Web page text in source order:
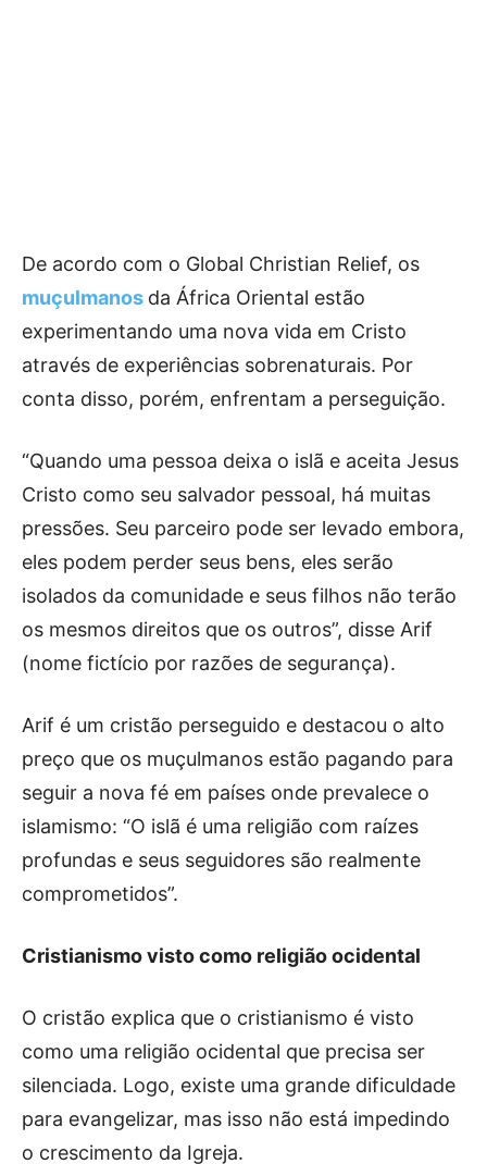
De acordo com o Global Christian Relief, os
muçulmanos da África Oriental estão
experimentando uma nova vida em Cristo
através de experiências sobrenaturais. Por
conta disso, porém, enfrentam a perseguição.
“Quando uma pessoa deixa o islã e aceita Jesus
Cristo como seu salvador pessoal, há muitas
pressões. Seu parceiro pode ser levado embora,
eles podem perder seus bens, eles serão
isolados da comunidade e seus filhos não terão
os mesmos direitos que os outros”, disse Arif
(nome fictício por razões de segurança).
Arif é um cristão perseguido e destacou o alto
preço que os muçulmanos estão pagando para
seguir a nova fé em países onde prevalece o
islamismo: “O islã é uma religião com raízes
profundas e seus seguidores são realmente
comprometidos”.
Cristianismo visto como religião ocidental
O cristão explica que o cristianismo é visto
como uma religião ocidental que precisa ser
silenciada. Logo, existe uma grande dificuldade
para evangelizar, mas isso não está impedindo
o crescimento da Igreja.